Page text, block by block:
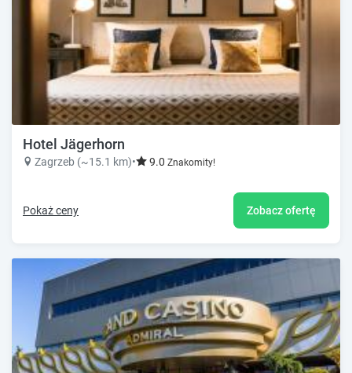
Hotel Jägerhorn
Zagrzeb (~15.1 km)• 9.0 Znakomity!
Pokaż ceny Zobacz ofertę